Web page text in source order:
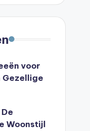
voor
Gezellige
Woonstijl